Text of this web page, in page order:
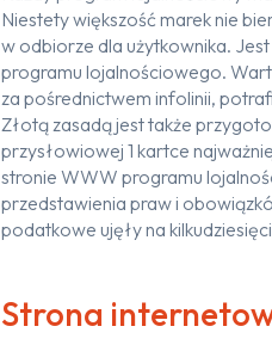
Niestety większość marek nie
w odbiorze dla użytkownika.
programu lojalnościowego.
za pośrednictwem infolinii,
Złotą zasadą jest także
przysłowiowej 1 kartce
stronie WWW programu
przedstawienia praw i
podatkowe ujęły na
Strona